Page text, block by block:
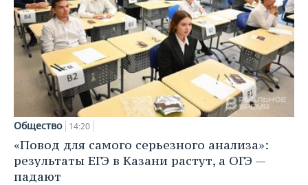
Общество 14:20
«Повод для самого серьезного анализа»:
результаты ЕГЭ в Казани растут, а ОГЭ —
падают